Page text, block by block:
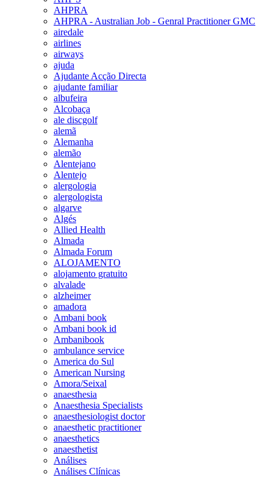
AHPRA
AHPRA - Australian Job - Genral Practitioner GMC
airedale
airlines
airways
ajuda
Ajudante Acção Directa
ajudante familiar
albufeira
Alcobaça
ale discgolf
alemã
Alemanha
alemão
Alentejano
Alentejo
alergologia
alergologista
algarve
Algés
Allied Health
Almada
Almada Forum
ALOJAMENTO
alojamento gratuito
alvalade
alzheimer
amadora
Ambani book
Ambani book id
Ambanibook
ambulance service
America do Sul
American Nursing
Amora/Seixal
anaesthesia
Anaesthesia Specialists
anaesthesiologist doctor
anaesthetic practitioner
anaesthetics
anaesthetist
Análises
Análises Clínicas